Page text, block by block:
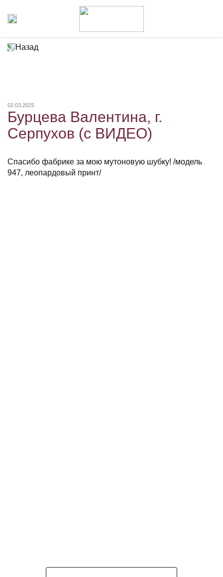
Назад
02.03.2025
Бурцева Валентина, г.
Серпухов (с ВИДЕО)
Спасибо фабрике за мою мутоновую шубку! /модель
947, леопардовый принт/